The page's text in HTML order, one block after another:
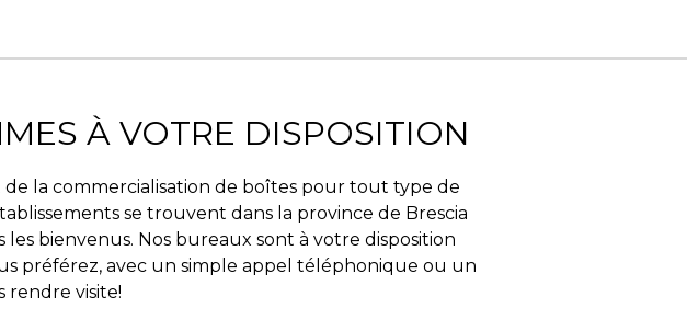
À VOTRE DISPOSITION
la commercialisation de boîtes pour tout type de
se trouvent dans la province de Brescia
bienvenus. Nos bureaux sont à votre disposition
préférez, avec un simple appel téléphonique ou un
rendre visite!